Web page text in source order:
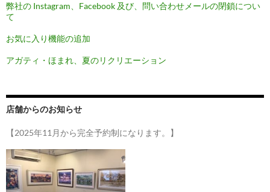
弊社の Instagram、Facebook 及び、問い合わせメールの閉鎖につい
て
お気に入り機能の追加
アガティ・ほまれ、夏のリクリエーション
店舗からのお知らせ
【2025年11月から完全予約制になります。】